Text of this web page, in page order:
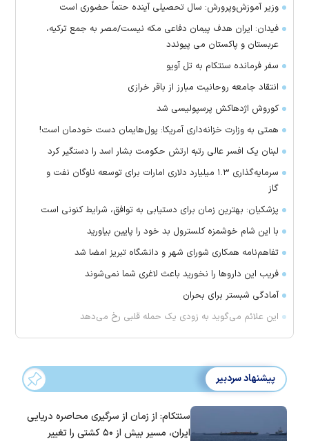
وزیر آموزش‌وپرورش: سال تحصیلی آینده حتماً حضوری است
فیدان: ایران هدف پیمان دفاعی مکه نیست/مصر به جمع ترکیه،
عربستان و پاکستان می پیوندد
سفر فرمانده سنتکام به تل آویو
انتقاد جامعه روحانیت مبارز از باقر خرازی
کوروش اژدهاکش پرسپولیسی شد
همتی به وزارت خزانه‌داری آمریکا: پول‌هایمان دست خودمان است!
لبنان یک افسر عالی رتبه ارتش حکومت بشار اسد را دستگیر کرد
سرمایه‌گذاری ۱.۳ میلیارد دلاری امارات برای توسعه ناوگان نفت و
گاز
پزشکیان: بهترین زمان برای دستیابی به توافق، شرایط کنونی است
با این شام خوشمزه کلسترول بد خود را پایین بیاورید
تفاهم‌نامه همکاری شورای شهر و دانشگاه تبریز امضا شد
فریب این دارو‌ها را نخورید باعث لاغری شما نمی‌شوند
آمادگی شبستر برای بحران
این علائم می‌گوید به زودی یک حمله قلبی رخ می‌دهد
پیشنهاد سردبیر
سنتکام: از زمان از سرگیری محاصره دریایی
ایران، مسیر بیش از ۵۰ کشتی را تغییر